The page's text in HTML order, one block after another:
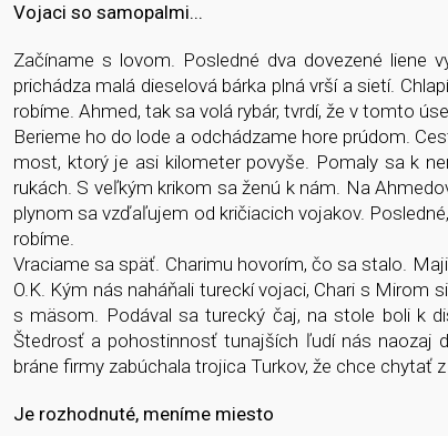
Vojaci so samopalmi...
Začíname s lovom. Posledné dva dovezené liene
prichádza malá dieselová bárka plná vrší a sietí.
robíme. Ahmed, tak sa volá rybár, tvrdí, že v tomto
Berieme ho do lode a odchádzame hore prúdom.
most, ktorý je asi kilometer povyše. Pomaly sa k
rukách. S veľkým krikom sa ženú k nám. Na
plynom sa vzďaľujem od kričiacich vojakov.
robíme.
Vraciame sa späť. Charimu hovorím, čo sa stalo.
O.K. Kým nás naháňali tureckí vojaci, Chari s Mirom
s mäsom. Podával sa turecký čaj, na stole boli k
Štedrosť a pohostinnosť tunajších ľudí nás naozaj
bráne firmy zabúchala trojica Turkov, že chce chytať z
Je rozhodnuté, meníme miesto